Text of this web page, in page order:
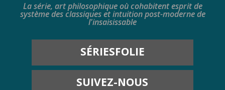
La série, art philosophique où cohabitent esprit de
système des classiques et intuition post-moderne de
l'insaisissable
SÉRIESFOLIE
SUIVEZ-NOUS